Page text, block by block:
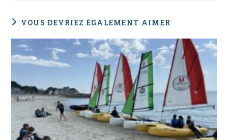
VOUS DEVRIEZ ÉGALEMENT AIMER